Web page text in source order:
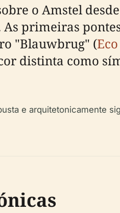
o Amstel
primeiras
"Blauwbrug" (
distinta como
e arquitetonicamente